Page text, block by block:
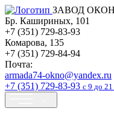
ЗАВОД
Бр. Кашириных, 101
+7 (351) 729-83-93
Комарова, 135
+7 (351) 729-84-94
Почта:
armada74-okno@yandex.ru
+7 (351) 729-83-93 c 9 до 21